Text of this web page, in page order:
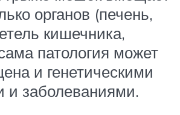
органов (печень,
кишечника,
патология может
и генетическими
и заболеваниями.